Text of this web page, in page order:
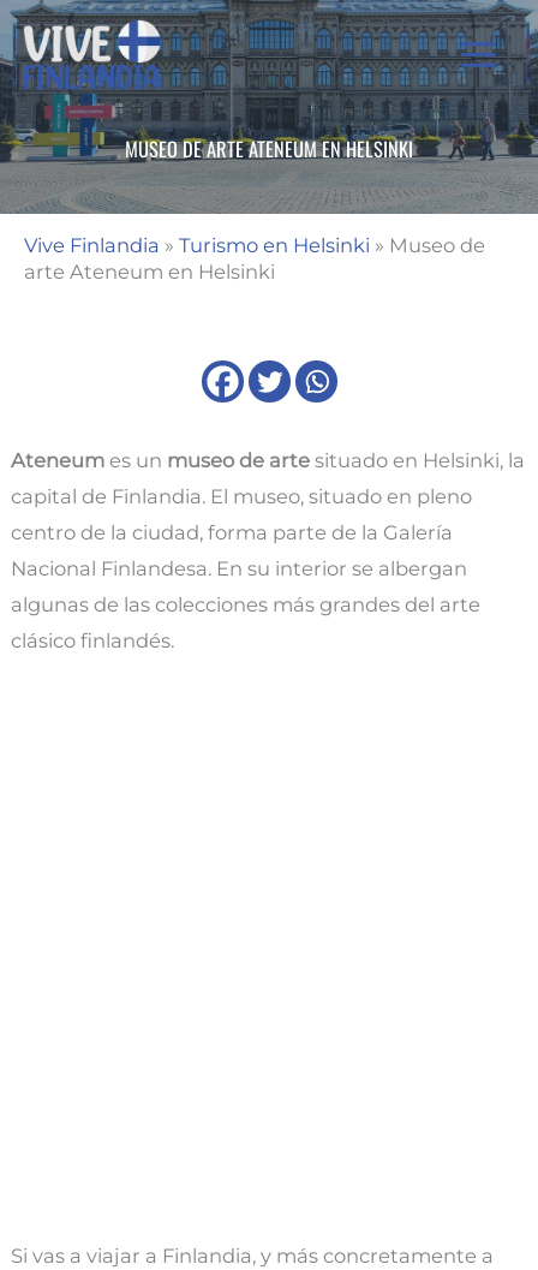
Ir
al
contenido
MUSEO DE ARTE ATENEUM EN HELSINKI
Vive Finlandia » Turismo en Helsinki » Museo de
arte Ateneum en Helsinki
Ateneumes un museo de artesituado en Helsinki, la
capital de Finlandia. El museo, situado en pleno
centro de la ciudad, forma parte de la Galería
Nacional Finlandesa. En su interior se albergan
algunas de las colecciones más grandes del arte
clásico finlandés.
Si vas a viajar a Finlandia, y más concretamente a